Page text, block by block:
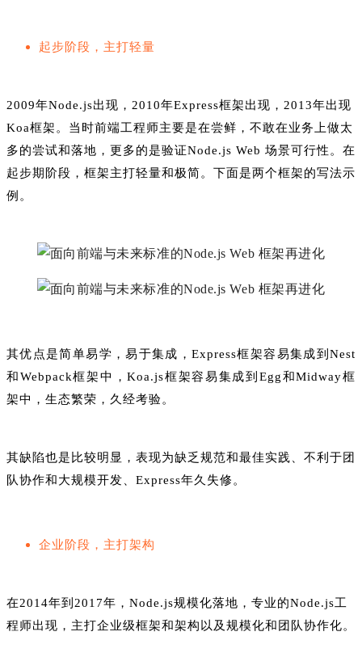
起步阶段，主打轻量
2009年Node.js出现，2010年Express框架出现，2013年出现
Koa框架。当时前端工程师主要是在尝鲜，不敢在业务上做太
多的尝试和落地，更多的是验证Node.js Web 场景可行性。在
起步期阶段，框架主打轻量和极简。下面是两个框架的写法示
例。
其优点是简单易学，易于集成，Express框架容易集成到Nest
和Webpack框架中，Koa.js框架容易集成到Egg和Midway框
架中，生态繁荣，久经考验。
其缺陷也是比较明显，表现为缺乏规范和最佳实践、不利于团
队协作和大规模开发、Express年久失修。
企业阶段，主打架构
在2014年到2017年，Node.js规模化落地，专业的Node.js工
程师出现，主打企业级框架和架构以及规模化和团队协作化。